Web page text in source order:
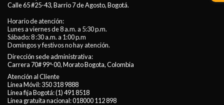
Calle 65 #25-43, Barrio 7 de Agosto, Bogotá.
Horario de atención:
Lunes a viernes de 8 a.m. a 5:30 p.m.
Sábado: 8 :30 a.m. a 1:00 p.m
Domingos y festivos no hay atención.
Dirección sede administrativa:
Carrera 70# 99ª-00, Morato Bogota, Colombia
Atención al Cliente
Línea Móvil:350 318 9888
Línea fija Bogotá:(1) 491 8518
Línea gratuita nacional:018000 112 898